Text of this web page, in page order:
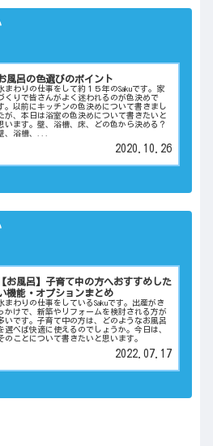
風呂の色選びのポイント
まわりの仕事をして約１５年のSakuです。家
くりで皆さんがよく迷われるのが色決めで
。以前にキッチンの色決めについて書きまし
が、本日は浴室の色決めについて書きたいと
います。壁、浴槽、床、どの色から決める？
、浴槽、...
2020.10.26
【お風呂】子育て中の方へおすすめした
機能・オプションまとめ
まわりの仕事をしているSakuです。出産がき
かけで、新築やリフォームを検討される方が
いです。子育て中の方は、どのようなお風呂
選べば快適に使えるのでしょうか。今日は、
のことについて書きたいと思います。
2022.07.17